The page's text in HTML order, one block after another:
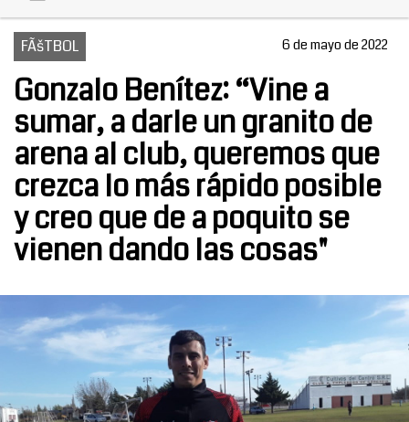
FÃšTBOL 6 de mayo de 2022
Gonzalo Benítez: “Vine a
sumar, a darle un granito de
arena al club, queremos que
crezca lo más rápido posible
y creo que de a poquito se
vienen dando las cosas"